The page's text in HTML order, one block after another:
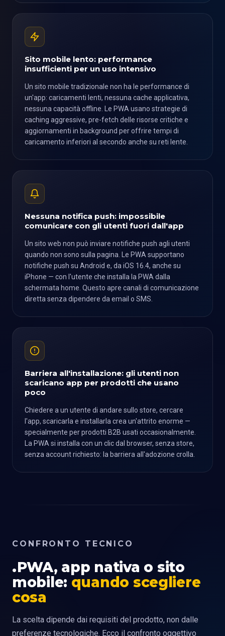
Sito mobile lento: performance
insufficienti per un uso intensivo
Un sito mobile tradizionale non ha le performance di
un'app: caricamenti lenti, nessuna cache applicativa,
nessuna capacità offline. Le PWA usano strategie di
caching aggressive, pre-fetch delle risorse critiche e
aggiornamenti in background per offrire tempi di
caricamento inferiori al secondo anche su reti lente.
Nessuna notifica push: impossibile
comunicare con gli utenti fuori dall'app
Un sito web non può inviare notifiche push agli utenti
quando non sono sulla pagina. Le PWA supportano
notifiche push su Android e, da iOS 16.4, anche su
iPhone — con l'utente che installa la PWA dalla
schermata home. Questo apre canali di comunicazione
diretta senza dipendere da email o SMS.
Barriera all'installazione: gli utenti non
scaricano app per prodotti che usano
poco
Chiedere a un utente di andare sullo store, cercare
l'app, scaricarla e installarla crea un'attrito enorme —
specialmente per prodotti B2B usati occasionalmente.
La PWA si installa con un clic dal browser, senza store,
senza account richiesto: la barriera all'adozione crolla.
CONFRONTO TECNICO
PWA, app nativa o sito
mobile: quando scegliere
cosa
La scelta dipende dai requisiti del prodotto, non dalle
preferenze tecnologiche. Ecco il confronto oggettivo